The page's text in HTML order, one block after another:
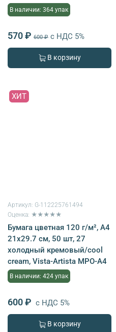
В наличии: 364 упак
570 ₽ 600 ₽ с НДС 5%
В корзину
ХИТ
Артикул: G-112225761494
Оценка: ★★★★★
Бумага цветная 120 г/м², A4
21х29.7 см, 50 шт, 27
холодный кремовый/cool
cream, Vista-Artista MPO-A4
В наличии: 424 упак
600 ₽ с НДС 5%
В корзину